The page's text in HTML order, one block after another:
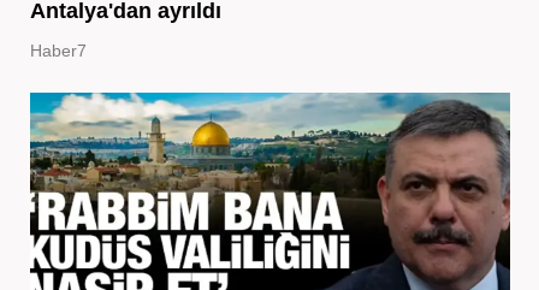
Antalya'dan ayrıldı
Haber7